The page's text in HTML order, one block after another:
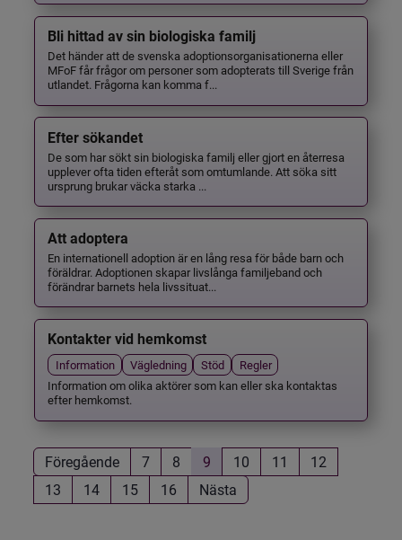
Bli hittad av sin biologiska familj
Det händer att de svenska adoptionsorganisationerna eller
MFoF får frågor om personer som adopterats till Sverige från
utlandet. Frågorna kan komma f...
Efter sökandet
De som har sökt sin biologiska familj eller gjort en återresa
upplever ofta tiden efteråt som omtumlande. Att söka sitt
ursprung brukar väcka starka ...
Att adoptera
En internationell adoption är en lång resa för både barn och
föräldrar. Adoptionen skapar livslånga familjeband och
förändrar barnets hela livssituat...
Kontakter vid hemkomst
Information Vägledning Stöd
Regler
Information om olika aktörer som kan eller ska kontaktas
efter hemkomst.
Föregående 7 8 9 10 11
12
13
14 15 16 Nästa